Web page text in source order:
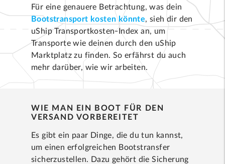
Für eine genauere Betrachtung, was dein
Bootstransport kosten könnte, sieh dir den
uShip Transportkosten-Index an, um
Transporte wie deinen durch den uShip
Marktplatz zu finden. So erfährst du auch
mehr darüber, wie wir arbeiten.
WIE MAN EIN BOOT FÜR DEN
VERSAND VORBEREITET
Es gibt ein paar Dinge, die du tun kannst,
um einen erfolgreichen Bootstransfer
sicherzustellen. Dazu gehört die Sicherung